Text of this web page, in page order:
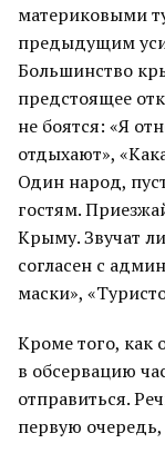
материковыми
предыдущим
Большинство
предстоящее
не боятся: «Я
отдыхают»,
Один народ,
гостям.
Крыму. Звучат
согласен с
маски»,
Кроме того, как
в обсервацию
отправиться.
первую